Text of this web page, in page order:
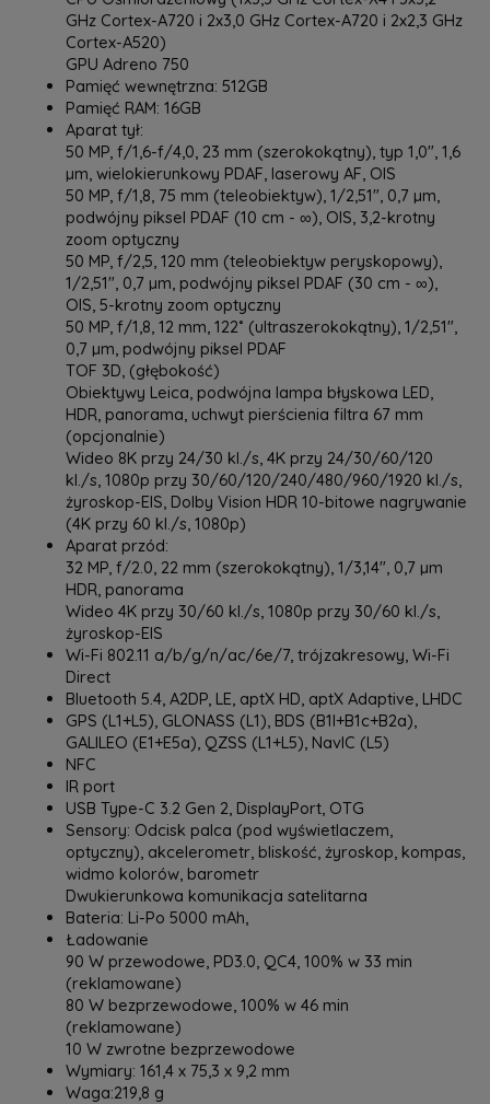
GHz Cortex-A720 i 2x3,0 GHz Cortex-A720 i 2x2,3 GHz
Cortex-A520)
GPU Adreno 750
Pamięć wewnętrzna: 512GB
Pamięć RAM: 16GB
Aparat tył:
50 MP, f/1,6-f/4,0, 23 mm (szerokokątny), typ 1,0", 1,6
µm, wielokierunkowy PDAF, laserowy AF, OIS
50 MP, f/1,8, 75 mm (teleobiektyw), 1/2,51", 0,7 µm,
podwójny piksel PDAF (10 cm - ∞), OIS, 3,2-krotny
zoom optyczny
50 MP, f/2,5, 120 mm (teleobiektyw peryskopowy),
1/2,51", 0,7 µm, podwójny piksel PDAF (30 cm - ∞),
OIS, 5-krotny zoom optyczny
50 MP, f/1,8, 12 mm, 122˚ (ultraszerokokątny), 1/2,51",
0,7 µm, podwójny piksel PDAF
TOF 3D, (głębokość)
Obiektywy Leica, podwójna lampa błyskowa LED,
HDR, panorama, uchwyt pierścienia filtra 67 mm
(opcjonalnie)
Wideo 8K przy 24/30 kl./s, 4K przy 24/30/60/120
kl./s, 1080p przy 30/60/120/240/480/960/1920 kl./s,
żyroskop-EIS, Dolby Vision HDR 10-bitowe nagrywanie
(4K przy 60 kl./s, 1080p)
Aparat przód:
32 MP, f/2.0, 22 mm (szerokokątny), 1/3,14", 0,7 µm
HDR, panorama
Wideo 4K przy 30/60 kl./s, 1080p przy 30/60 kl./s,
żyroskop-EIS
Wi-Fi 802.11 a/b/g/n/ac/6e/7, trójzakresowy, Wi-Fi
Direct
Bluetooth 5.4, A2DP, LE, aptX HD, aptX Adaptive, LHDC
GPS (L1+L5), GLONASS (L1), BDS (B1I+B1c+B2a),
GALILEO (E1+E5a), QZSS (L1+L5), NavIC (L5)
NFC
IR port
USB Type-C 3.2 Gen 2, DisplayPort, OTG
Sensory: ‎Odcisk palca (pod wyświetlaczem,
optyczny), akcelerometr, bliskość, żyroskop, kompas,
widmo kolorów, barometr
Dwukierunkowa komunikacja satelitarna
Bateria: Li-Po 5000 mAh,
Ładowanie
90 W przewodowe, PD3.0, QC4, 100% w 33 min
(reklamowane)
80 W bezprzewodowe, 100% w 46 min
(reklamowane)
10 W zwrotne bezprzewodowe
Wymiary: 161,4 x 75,3 x 9,2 mm
Waga:219,8 g